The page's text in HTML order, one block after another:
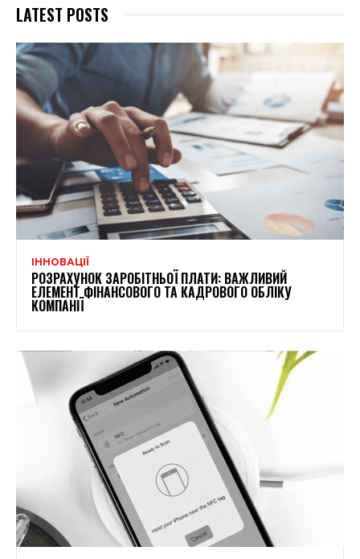
LATEST POSTS
ІННОВАЦІЇ
РОЗРАХУНОК ЗАРОБІТНЬОЇ ПЛАТИ: ВАЖЛИВИЙ
ЕЛЕМЕНТ ФІНАНСОВОГО ТА КАДРОВОГО ОБЛІКУ
КОМПАНІЇ